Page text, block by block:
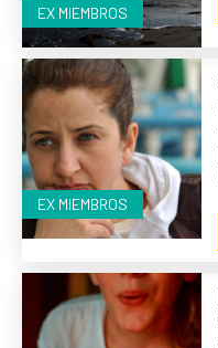
EX MIEMBROS
EX MIEMBROS